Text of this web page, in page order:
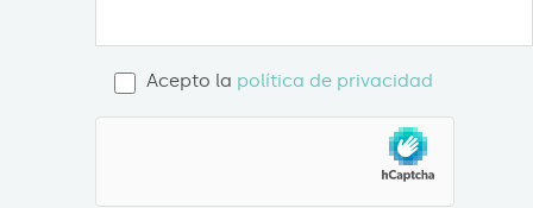
Acepto la política de privacidad